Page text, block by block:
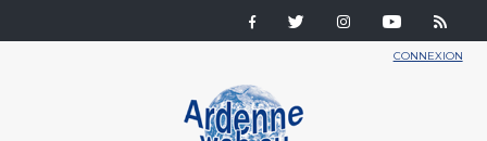
CONNEXION